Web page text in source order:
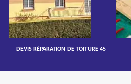
DEVIS RÉPARATION DE TOITURE 45